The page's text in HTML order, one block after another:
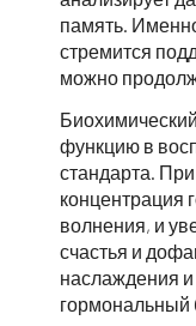
память.
стремится
можно
функцию в
стандарта.
концентрация
волнения, и
счастья и
наслаждения и
гормональный